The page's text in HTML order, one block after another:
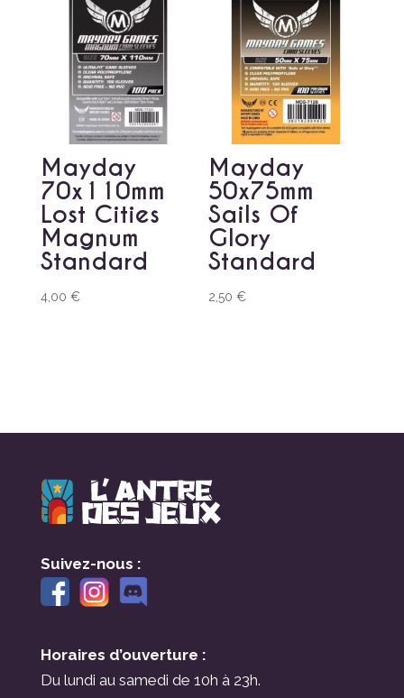
Mayday
70x110mm
Lost Cities
Magnum
Standard
4,00 €
Mayday
50x75mm
Sails Of
Glory
Standard
2,50€
Suivez-nous :
Horaires d’ouverture :
Du lundi au samedi de 10h à 23h.